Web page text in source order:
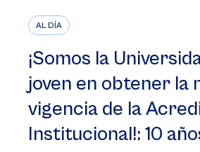
AL DÍA
¡Somos la
joven en obtener la
vigencia de la
Institucional!: 10